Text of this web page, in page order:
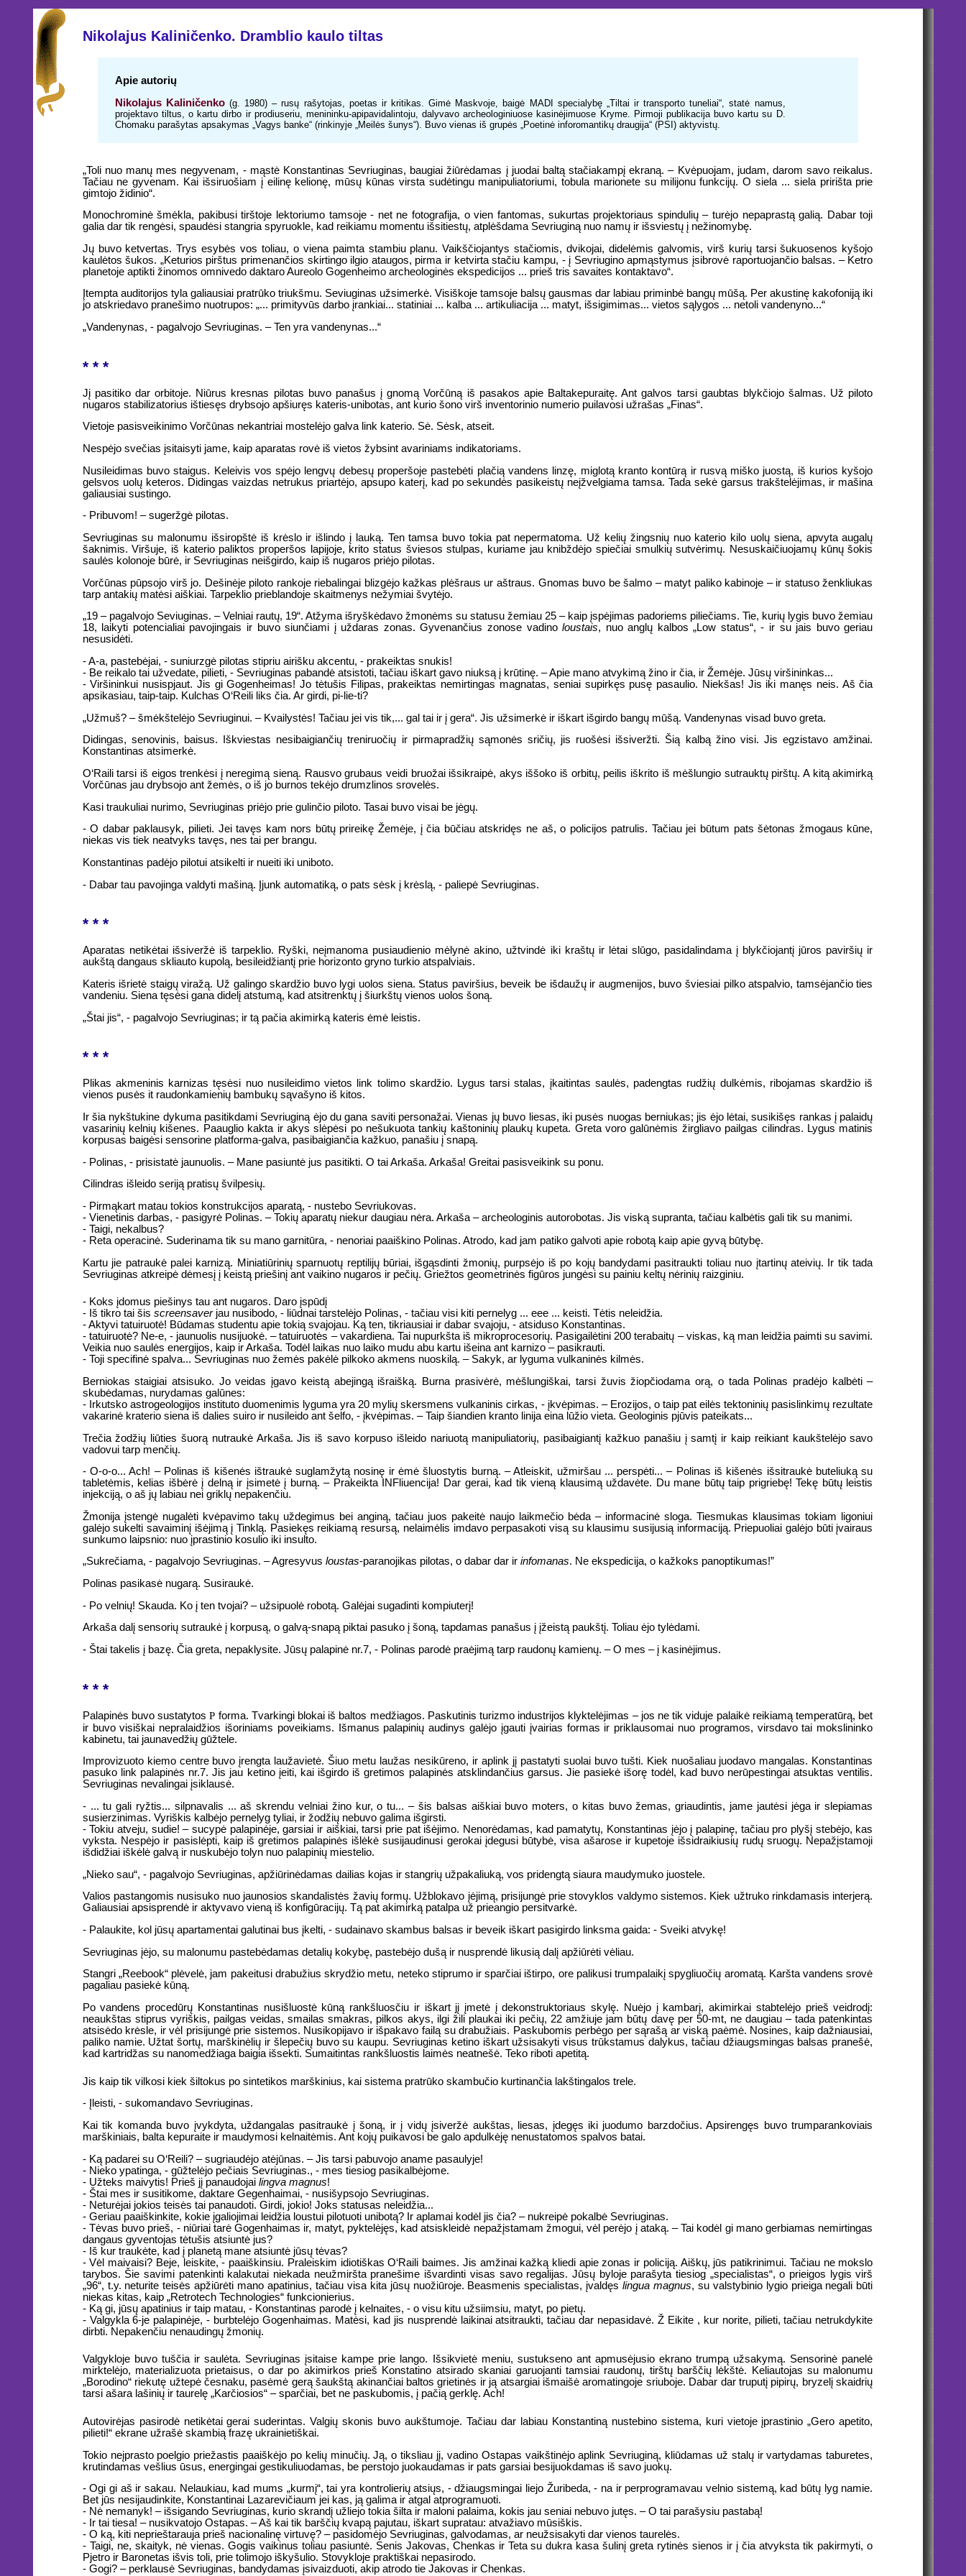
Nikolajus Kaliničenko. Dramblio kaulo tiltas
Apie autorių
Nikolajus Kaliničenko(g. 1980) – rusų rašytojas, poetas ir kritikas. Gimė Maskvoje, baigė MADI specialybę „Tiltai ir transporto tuneliai“, statė namus,
projektavo tiltus, o kartu dirbo ir prodiuseriu, menininku-apipavidalintoju, dalyvavo archeologiniuose kasinėjimuose Kryme. Pirmoji publikacija buvo kartu su D.
Chomaku parašytas apsakymas „Vagys banke“ (rinkinyje „Meilės šunys“). Buvo vienas iš grupės „Poetinė inforomantikų draugija“ (PSI) aktyvistų.
„Toli nuo manų mes negyvenam, - mąstė Konstantinas Sevriuginas, baugiai žiūrėdamas į juodai baltą stačiakampį ekraną. – Kvėpuojam, judam, darom savo reikalus.
Tačiau ne gyvenam. Kai išsiruošiam į eilinę kelionę, mūsų kūnas virsta sudėtingu manipuliatoriumi, tobula marionete su milijonu funkcijų. O siela ... siela pririšta prie
gimtojo židinio“.
Monochrominė šmėkla, pakibusi tirštoje lektoriumo tamsoje - net ne fotografija, o vien fantomas, sukurtas projektoriaus spindulių – turėjo nepaprastą galią. Dabar toji
galia dar tik rengėsi, spaudėsi stangria spyruokle, kad reikiamu momentu išsitiestų, atplėšdama Sevriuginą nuo namų ir išsviestų į nežinomybę.
Jų buvo ketvertas. Trys esybės vos toliau, o viena paimta stambiu planu. Vaikščiojantys stačiomis, dvikojai, didelėmis galvomis, virš kurių tarsi šukuosenos kyšojo
kaulėtos šukos. „Keturios pirštus primenančios skirtingo ilgio ataugos, pirma ir ketvirta stačiu kampu, - į Sevriugino apmąstymus įsibrovė raportuojančio balsas. – Ketro
planetoje aptikti žinomos omnivedo daktaro Aureolo Gogenheimo archeologinės ekspedicijos ... prieš tris savaites kontaktavo“.
Įtempta auditorijos tyla galiausiai pratrūko triukšmu. Seviuginas užsimerkė. Visiškoje tamsoje balsų gausmas dar labiau priminbė bangų mūšą. Per akustinę kakofoniją iki
jo atskriedavo pranešimo nuotrupos: „... primityvūs darbo įrankiai... statiniai ... kalba ... artikuliacija ... matyt, išsigimimas... vietos sąlygos ... netoli vandenyno...“
„Vandenynas, - pagalvojo Sevriuginas. – Ten yra vandenynas...“
* * *
Jį pasitiko dar orbitoje. Niūrus kresnas pilotas buvo panašus į gnomą Vorčūną iš pasakos apie Baltakepuraitę. Ant galvos tarsi gaubtas blykčiojo šalmas. Už piloto
nugaros stabilizatorius ištiesęs drybsojo apšiuręs kateris-unibotas, ant kurio šono virš inventorinio numerio puilavosi užrašas „Finas“.
Vietoje pasisveikinimo Vorčūnas nekantriai mostelėjo galva link katerio. Sė. Sėsk, atseit.
Nespėjo svečias įsitaisyti jame, kaip aparatas rovė iš vietos žybsint avariniams indikatoriams.
Nusileidimas buvo staigus. Keleivis vos spėjo lengvų debesų properšoje pastebėti plačią vandens linzę, miglotą kranto kontūrą ir rusvą miško juostą, iš kurios kyšojo
gelsvos uolų keteros. Didingas vaizdas netrukus priartėjo, apsupo katerį, kad po sekundės pasikeistų neįžvelgiama tamsa. Tada sekė garsus trakštelėjimas, ir mašina
galiausiai sustingo.
- Pribuvom! – sugeržgė pilotas.
Sevriuginas su malonumu išsiropštė iš krėslo ir išlindo į lauką. Ten tamsa buvo tokia pat nepermatoma. Už kelių žingsnių nuo katerio kilo uolų siena, apvyta augalų
šaknimis. Viršuje, iš katerio paliktos properšos lapijoje, krito status šviesos stulpas, kuriame jau knibždėjo spiečiai smulkių sutvėrimų. Nesuskaičiuojamų kūnų šokis
saulės kolonoje būrė, ir Sevriuginas neišgirdo, kaip iš nugaros priėjo pilotas.
Vorčūnas pūpsojo virš jo. Dešinėje piloto rankoje riebalingai blizgėjo kažkas plėšraus ur aštraus. Gnomas buvo be šalmo – matyt paliko kabinoje – ir statuso ženkliukas
tarp antakių matėsi aiškiai. Tarpeklio prieblandoje skaitmenys nežymiai švytėjo.
„19 – pagalvojo Seviuginas. – Velniai rautų, 19“. Atžyma išryškėdavo žmonėms su statusu žemiau 25 – kaip įspėjimas padoriems piliečiams. Tie, kurių lygis buvo žemiau
18, laikyti potencialiai pavojingais ir buvo siunčiami į uždaras zonas. Gyvenančius zonose vadinoloustais, nuo anglų kalbos „Low status“, - ir su jais buvo geriau
nesusidėti.
- A-a, pastebėjai, - suniurzgė pilotas stipriu airišku akcentu, - prakeiktas snukis!
- Be reikalo tai užvedate, pilieti, - Sevriuginas pabandė atsistoti, tačiau iškart gavo niuksą į krūtinę. – Apie mano atvykimą žino ir čia, ir Žemėje. Jūsų viršininkas...
- Viršininkui nusispjaut. Jis gi Gogenheimas! Jo tėtušis Filipas, prakeiktas nemirtingas magnatas, seniai supirkęs pusę pasaulio. Niekšas! Jis iki manęs neis. Aš čia
apsikasiau, taip-taip. Kulchas O‘Reili liks čia. Ar girdi, pi-lie-ti?
„Užmuš? – šmėkštelėjo Sevriuginui. – Kvailystės! Tačiau jei vis tik,... gal tai ir į gera“. Jis užsimerkė ir iškart išgirdo bangų mūšą. Vandenynas visad buvo greta.
Didingas, senovinis, baisus. Iškviestas nesibaigiančių treniruočių ir pirmapradžių sąmonės sričių, jis ruošėsi išsiveržti. Šią kalbą žino visi. Jis egzistavo amžinai.
Konstantinas atsimerkė.
O‘Raili tarsi iš eigos trenkėsi į neregimą sieną. Rausvo grubaus veidi bruožai išsikraipė, akys iššoko iš orbitų, peilis iškrito iš mėšlungio sutrauktų pirštų. A kitą akimirką
Vorčūnas jau drybsojo ant žemės, o iš jo burnos tekėjo drumzlinos srovelės.
Kasi traukuliai nurimo, Sevriuginas priėjo prie gulinčio piloto. Tasai buvo visai be jėgų.
- O dabar paklausyk, pilieti. Jei tavęs kam nors būtų prireikę Žemėje, į čia būčiau atskridęs ne aš, o policijos patrulis. Tačiau jei būtum pats šėtonas žmogaus kūne,
niekas vis tiek neatvyks tavęs, nes tai per brangu.
Konstantinas padėjo pilotui atsikelti ir nueiti iki uniboto.
- Dabar tau pavojinga valdyti mašiną. Įjunk automatiką, o pats sėsk į krėslą, - paliepė Sevriuginas.
* * *
Aparatas netikėtai išsiveržė iš tarpeklio. Ryški, neįmanoma pusiaudienio mėlynė akino, užtvindė iki kraštų ir lėtai slūgo, pasidalindama į blykčiojantį jūros paviršių ir
aukštą dangaus skliauto kupolą, besileidžiantį prie horizonto gryno turkio atspalviais.
Kateris išrietė staigų viražą. Už galingo skardžio buvo lygi uolos siena. Status paviršius, beveik be išdaužų ir augmenijos, buvo šviesiai pilko atspalvio, tamsėjančio ties
vandeniu. Siena tęsėsi gana didelį atstumą, kad atsitrenktų į šiurkštų vienos uolos šoną.
„Štai jis“, - pagalvojo Sevriuginas; ir tą pačia akimirką kateris ėmė leistis.
* * *
Plikas akmeninis karnizas tęsėsi nuo nusileidimo vietos link tolimo skardžio. Lygus tarsi stalas, įkaitintas saulės, padengtas rudžių dulkėmis, ribojamas skardžio iš
vienos pusės it raudonkamienių bambukų sąvašyno iš kitos.
Ir šia nykštukine dykuma pasitikdami Sevriuginą ėjo du gana saviti personažai. Vienas jų buvo liesas, iki pusės nuogas berniukas; jis ėjo lėtai, susikišęs rankas į palaidų
vasarinių kelnių kišenes. Paauglio kakta ir akys slėpėsi po nešukuota tankių kaštoninių plaukų kupeta. Greta voro galūnėmis žirgliavo pailgas cilindras. Lygus matinis
korpusas baigėsi sensorine platforma-galva, pasibaigiančia kažkuo, panašiu į snapą.
- Polinas, - prisistatė jaunuolis. – Mane pasiuntė jus pasitikti. O tai Arkaša. Arkaša! Greitai pasisveikink su ponu.
Cilindras išleido seriją pratisų švilpesių.
- Pirmąkart matau tokios konstrukcijos aparatą, - nustebo Sevriukovas.
- Vienetinis darbas, - pasigyrė Polinas. – Tokių aparatų niekur daugiau nėra. Arkaša – archeologinis autorobotas. Jis viską supranta, tačiau kalbėtis gali tik su manimi.
- Taigi, nekalbus?
- Reta operacinė. Suderinama tik su mano garnitūra, - nenoriai paaiškino Polinas. Atrodo, kad jam patiko galvoti apie robotą kaip apie gyvą būtybę.
Kartu jie patraukė palei karnizą. Miniatiūrinių sparnuotų reptilijų būriai, išgąsdinti žmonių, purpsėjo iš po kojų bandydami pasitraukti toliau nuo įtartinų ateivių. Ir tik tada
Sevriuginas atkreipė dėmesį į keistą priešinį ant vaikino nugaros ir pečių. Griežtos geometrinės figūros jungėsi su painiu keltų nėrinių raizginiu.
- Koks įdomus piešinys tau ant nugaros. Daro įspūdį
- Iš tikro tai šis screensaverjau nusibodo, - liūdnai tarstelėjo Polinas, - tačiau visi kiti pernelyg ... eee ... keisti. Tėtis neleidžia.
- Aktyvi tatuiruotė! Būdamas studentu apie tokią svajojau. Ką ten, tikriausiai ir dabar svajoju, - atsiduso Konstantinas.
- tatuiruotė? Ne-e, - jaunuolis nusijuokė. – tatuiruotės – vakardiena. Tai nupurkšta iš mikroprocesorių. Pasigailėtini 200 terabaitų – viskas, ką man leidžia paimti su savimi.
Veikia nuo saulės energijos, kaip ir Arkaša. Todėl laikas nuo laiko mudu abu kartu išeina ant karnizo – pasikrauti.
- Toji specifinė spalva... Sevriuginas nuo žemės pakėlė pilkoko akmens nuoskilą. – Sakyk, ar lyguma vulkaninės kilmės.
Berniokas staigiai atsisuko. Jo veidas įgavo keistą abejingą išraišką. Burna prasivėrė, mėšlungiškai, tarsi žuvis žiopčiodama orą, o tada Polinas pradėjo kalbėti –
skubėdamas, nurydamas galūnes:
- Irkutsko astrogeologijos instituto duomenimis lyguma yra 20 mylių skersmens vulkaninis cirkas, - įkvėpimas. – Erozijos, o taip pat eilės tektoninių pasislinkimų rezultate
vakarinė kraterio siena iš dalies suiro ir nusileido ant šelfo, - įkvėpimas. – Taip šiandien kranto linija eina lūžio vieta. Geologinis pjūvis pateikats...
Trečia žodžių liūties šuorą nutraukė Arkaša. Jis iš savo korpuso išleido nariuotą manipuliatorių, pasibaigiantį kažkuo panašiu į samtį ir kaip reikiant kaukštelėjo savo
vadovui tarp menčių.
- O-o-o... Ach! – Polinas iš kišenės ištraukė suglamžytą nosinę ir ėmė šluostytis burną. – Atleiskit, užmiršau ... perspėti... – Polinas iš kišenės išsitraukė buteliuką su
tabletėmis, kelias išbėrė į delną ir įsimetė į burną. – Prakeikta INFliuencija! Dar gerai, kad tik vieną klausimą uždavėte. Du mane būtų taip prigriebę! Tekę būtų leistis
injekciją, o aš jų labiau nei griklų nepakenčiu.
Žmonija įstengė nugalėti kvėpavimo takų uždegimus bei anginą, tačiau juos pakeitė naujo laikmečio bėda – informacinė sloga. Tiesmukas klausimas tokiam ligoniui
galėjo sukelti savaiminį išėjimą į Tinklą. Pasiekęs reikiamą resursą, nelaimėlis imdavo perpasakoti visą su klausimu susijusią informaciją. Priepuoliai galėjo būti įvairaus
sunkumo laipsnio: nuo įprastinio kosulio iki insulto.
„Sukrečiama, - pagalvojo Sevriuginas. – Agresyvus loustas-paranojikas pilotas, o dabar dar ir infomanas. Ne ekspedicija, o kažkoks panoptikumas!”
Polinas pasikasė nugarą. Susiraukė.
- Po velnių! Skauda. Ko į ten tvojai? – užsipuolė robotą. Galėjai sugadinti kompiuterį!
Arkaša dalį sensorių sutraukė į korpusą, o galvą-snapą piktai pasuko į šoną, tapdamas panašus į įžeistą paukštį. Toliau ėjo tylėdami.
- Štai takelis į bazę. Čia greta, nepaklysite. Jūsų palapinė nr.7, - Polinas parodė praėjimą tarp raudonų kamienų. – O mes – į kasinėjimus.
* * *
Palapinės buvo sustatytosP forma. Tvarkingi blokai iš baltos medžiagos. Paskutinis turizmo industrijos klyktelėjimas – jos ne tik viduje palaikė reikiamą temperatūrą, bet
ir buvo visiškai nepralaidžios išoriniams poveikiams. Išmanus palapinių audinys galėjo įgauti įvairias formas ir priklausomai nuo programos, virsdavo tai mokslininko
kabinetu, tai jaunavedžių gūžtele.
Improvizuoto kiemo centre buvo įrengta laužavietė. Šiuo metu laužas nesikūreno, ir aplink jį pastatyti suolai buvo tušti. Kiek nuošaliau juodavo mangalas. Konstantinas
pasuko link palapinės nr.7. Jis jau ketino įeiti, kai išgirdo iš gretimos palapinės atsklindančius garsus. Jie pasiekė išorę todėl, kad buvo nerūpestingai atsuktas ventilis.
Sevriuginas nevalingai įsiklausė.
- ... tu gali ryžtis... silpnavalis ... aš skrendu velniai žino kur, o tu... – šis balsas aiškiai buvo moters, o kitas buvo žemas, griaudintis, jame jautėsi jėga ir slepiamas
susierzinimas. Vyriškis kalbėjo pernelyg tyliai, ir žodžių nebuvo galima išgirsti.
- Tokiu atveju, sudie! – sucypė palapinėje, garsiai ir aiškiai, tarsi prie pat išėjimo. Nenorėdamas, kad pamatytų, Konstantinas įėjo į palapinę, tačiau pro plyšį stebėjo, kas
vyksta. Nespėjo ir pasislėpti, kaip iš gretimos palapinės išlėkė susijaudinusi gerokai įdegusi būtybė, visa ašarose ir kupetoje išsidraikiusių rudų sruogų. Nepažįstamoji
išdidžiai iškėlė galvą ir nuskubėjo tolyn nuo palapinių miestelio.
„Nieko sau“, - pagalvojo Sevriuginas, apžiūrinėdamas dailias kojas ir stangrių užpakaliuką, vos pridengtą siaura maudymuko juostele.
Valios pastangomis nusisuko nuo jaunosios skandalistės žavių formų. Užblokavo įėjimą, prisijungė prie stovyklos valdymo sistemos. Kiek užtruko rinkdamasis interjerą.
Galiausiai apsisprendė ir aktyvavo vieną iš konfigūracijų. Tą pat akimirką patalpa už prieangio persitvarkė.
- Palaukite, kol jūsų apartamentai galutinai bus įkelti, - sudainavo skambus balsas ir beveik iškart pasigirdo linksma gaida: - Sveiki atvykę!
Sevriuginas įėjo, su malonumu pastebėdamas detalių kokybę, pastebėjo dušą ir nusprendė likusią dalį apžiūrėti vėliau.
Stangri „Reebook“ plėvelė, jam pakeitusi drabužius skrydžio metu, neteko stiprumo ir sparčiai ištirpo, ore palikusi trumpalaikį spygliuočių aromatą. Karšta vandens srovė
pagaliau pasiekė kūną.
Po vandens procedūrų Konstantinas nusišluostė kūną rankšluosčiu ir iškart jį įmetė į dekonstruktoriaus skylę. Nuėjo į kambarį, akimirkai stabtelėjo prieš veidrodį:
neaukštas stiprus vyriškis, pailgas veidas, smailas smakras, pilkos akys, ilgi žili plaukai iki pečių, 22 amžiuje jam būtų davę per 50-mt, ne daugiau – tada patenkintas
atsisėdo krėsle, ir vėl prisijungė prie sistemos. Nusikopijavo ir išpakavo failą su drabužiais. Paskubomis perbėgo per sąrašą ar viską paėmė. Nosines, kaip dažniausiai,
paliko namie. Užtat šortų, marškinėlių ir šlepečių buvo su kaupu. Sevriuginas ketino iškart užsisakyti visus trūkstamus dalykus, tačiau džiaugsmingas balsas pranešė,
kad kartridžas su nanomedžiaga baigia išsekti. Sumaitintas rankšluostis laimės neatnešė. Teko riboti apetitą.
Jis kaip tik vilkosi kiek šiltokus po sintetikos marškinius, kai sistema pratrūko skambučio kurtinančia lakštingalos trele.
- Įleisti, - sukomandavo Sevriuginas.
Kai tik komanda buvo įvykdyta, uždangalas pasitraukė į šoną, ir į vidų įsiveržė aukštas, liesas, įdegęs iki juodumo barzdočius. Apsirengęs buvo trumparankoviais
marškiniais, balta kepuraite ir maudymosi kelnaitėmis. Ant kojų puikavosi be galo apdulkėję nenustatomos spalvos batai.
- Ką padarei su O‘Reili? – sugriaudėjo atėjūnas. – Jis tarsi pabuvojo aname pasaulyje!
- Nieko ypatinga, - gūžtelėjo pečiais Sevriuginas., - mes tiesiog pasikalbėjome.
- Užteks maivytis! Prieš jį panaudojai lingva magnus!
- Štai mes ir susitikome, daktare Gegenhaimai, - nusišypsojo Sevriuginas.
- Neturėjai jokios teisės tai panaudoti. Girdi, jokio! Joks statusas neleidžia...
- Geriau paaiškinkite, kokie įgaliojimai leidžia loustui pilotuoti unibotą? Ir aplamai kodėl jis čia? – nukreipė pokalbė Sevriuginas.
- Tėvas buvo prieš, - niūriai tarė Gogenhaimas ir, matyt, pyktelėjęs, kad atsiskleidė nepažįstamam žmogui, vėl perėjo į ataką. – Tai kodėl gi mano gerbiamas nemirtingas
dangaus gyventojas tėtušis atsiuntė jus?
- Iš kur traukėte, kad į planetą mane atsiuntė jūsų tėvas?
- Vėl maivaisi? Beje, leiskite, - paaiškinsiu. Praleiskim idiotiškas O‘Raili baimes. Jis amžinai kažką kliedi apie zonas ir policiją. Aiškų, jūs patikrinimui. Tačiau ne mokslo
tarybos. Šie savimi patenkinti kalakutai niekada neužmiršta pranešime išvardinti visas savo regalijas. Jūsų byloje parašyta tiesiog „specialistas“, o prieigos lygis virš
„96“, t.y. neturite teisės apžiūrėti mano apatinius, tačiau visa kita jūsų nuožiūroje. Beasmenis specialistas, įvaldęslingua magnus, su valstybinio lygio prieiga negali būti
niekas kitas, kaip „Retrotech Technologies“ funkcionierius.
- Ką gi, jūsų apatinius ir taip matau, - Konstantinas parodė į kelnaites, - o visu kitu užsiimsiu, matyt, po pietų.
- Valgykla 6-je palapinėje, - burbtelėjo Gogenhaimas. Matėsi, kad jis nusprendė laikinai atsitraukti, tačiau dar nepasidavė. Ž Eikite , kur norite, pilieti, tačiau netrukdykite
dirbti. Nepakenčiu nenaudingų žmonių.
Valgykloje buvo tuščia ir saulėta. Sevriuginas įsitaise kampe prie lango. Išsikvietė meniu, sustukseno ant apmusėjusio ekrano trumpą užsakymą. Sensorinė panelė
mirktelėjo, materializuota prietaisus, o dar po akimirkos prieš Konstatino atsirado skaniai garuojanti tamsiai raudonų, tirštų barščių lėkštė. Keliautojas su malonumu
„Borodino“ riekutę užtepė česnaku, pasėmė gerą šaukštą akinančiai baltos grietinės ir ją atsargiai išmaišė aromatingoje sriuboje. Dabar dar truputį pipirų, bryzelį skaidrių
tarsi ašara lašinių ir taurelę „Karčiosios“ – sparčiai, bet ne paskubomis, į pačią gerklę. Ach!
Autovirėjas pasirodė netikėtai gerai suderintas. Valgių skonis buvo aukštumoje. Tačiau dar labiau Konstantiną nustebino sistema, kuri vietoje įprastinio „Gero apetito,
pilieti!“ ekrane užrašė skambią frazę ukrainietiškai.
Tokio neįprasto poelgio priežastis paaiškėjo po kelių minučių. Ją, o tiksliau jį, vadino Ostapas vaikštinėjo aplink Sevriuginą, kliūdamas už stalų ir vartydamas taburetes,
krutindamas vešlius ūsus, energingai gestikuliuodamas, be perstojo juokaudamas ir pats garsiai besijuokdamas iš savo juokų.
- Ogi gi aš ir sakau. Nelaukiau, kad mums „kurmį“, tai yra kontrolierių atsiųs, - džiaugsmingai liejo Žuribeda, - na ir perprogramavau velnio sistemą, kad būtų lyg namie.
Bet jūs nesijaudinkite, Konstantinai Lazarevičiaum jei kas, ją galima ir atgal atprogramuoti.
- Nė nemanyk! – išsigando Sevriuginas, kurio skrandį užliejo tokia šilta ir maloni palaima, kokis jau seniai nebuvo jutęs. – O tai parašysiu pastabą!
- Ir tai tiesa! – nusikvatojo Ostapas. – Aš kai tik barščių kvapą pajutau, iškart supratau: atvažiavo mūsiškis.
- O ką, kiti neprieštarauja prieš nacionalinę virtuvę? – pasidomėjo Sevriuginas, galvodamas, ar neužsisakyti dar vienos taurelės.
- Taigi, ne, skaityk, nė vienas. Gogis vaikinus toliau pasiuntė. Senis Jakovas, Chenkas ir Teta su dukra kasa šulinį greta rytinės sienos ir į čia atvyksta tik pakirmyti, o
Pjetro ir Baronetas išvis toli, prie tolimojo iškyšulio. Stovykloje praktiškai nepasirodo.
- Gogi? – perklausė Sevriuginas, bandydamas įsivaizduoti, akip atrodo tie Jakovas ir Chenkas.